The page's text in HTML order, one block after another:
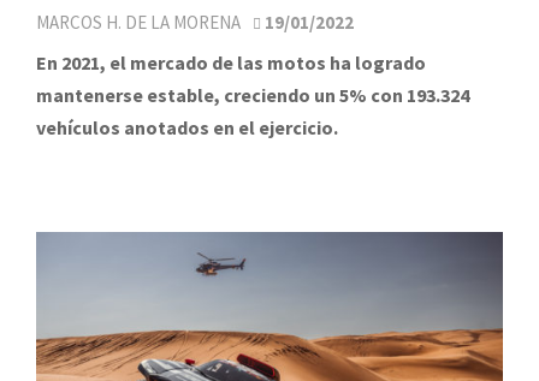
MARCOS H. DE LA MORENA 19/01/2022
En 2021, el mercado de las motos ha logrado
mantenerse estable, creciendo un 5% con 193.324
vehículos anotados en el ejercicio.